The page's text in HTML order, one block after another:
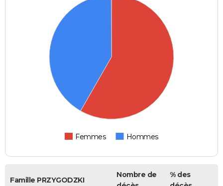
Femmes Hommes
Famille PRZYGODZKI
Nombre de
% des